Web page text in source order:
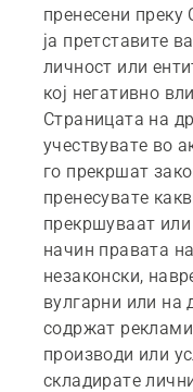
пренесени
ја претставите
личност или
кој негативно
Страницата на
учествувате во
го прекршат
пренесувате
прекршуваат
начин правата
незаконски,
вулгарни или на
содржат
производи или
складирате